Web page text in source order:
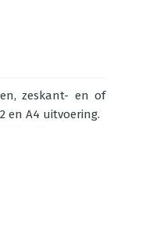
zeskant- en of
en A4 uitvoering.